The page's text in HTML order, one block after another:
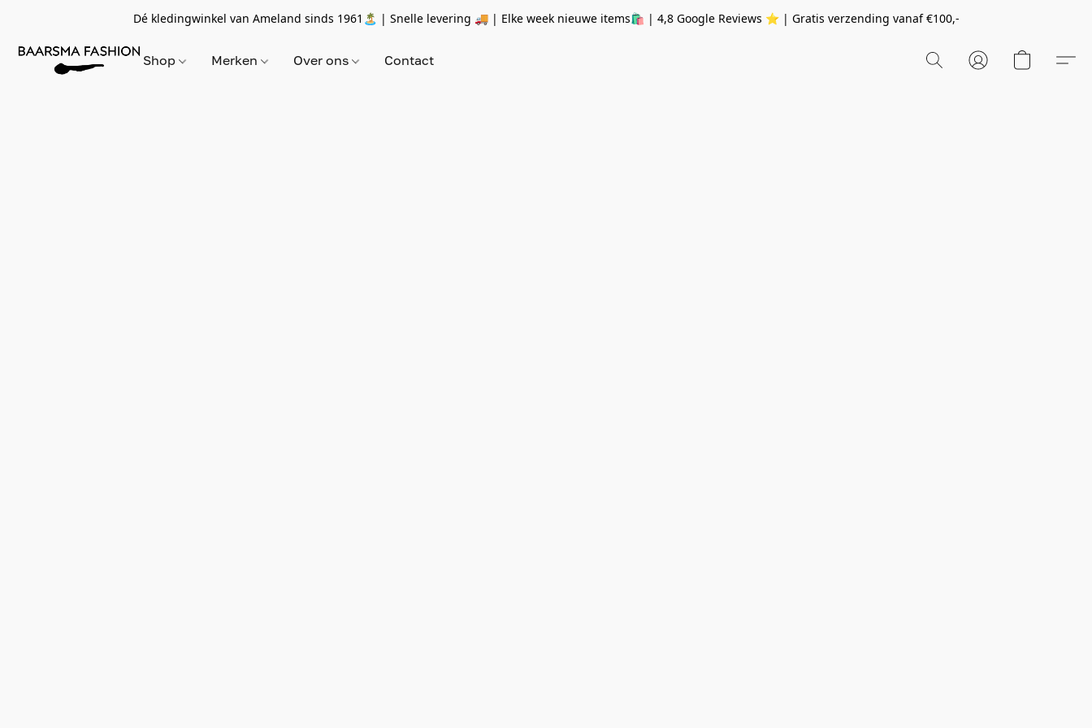
Dé kledingwinkel van Ameland sinds 1961🏝 | Snelle levering 🚚 | Elke week nieuwe items🛍 | 4,8 Google Reviews ⭐️ | Gratis verzending vanaf€100,-
Shop Merken Over ons Contact